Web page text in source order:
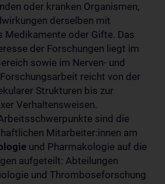
oder kranken Organismen,
derselben mit
Medikamente oder Gifte. Das
der Forschungen liegt im
sowie im Nerven- und
reicht von der
Strukturen bis zur
Verhaltensweisen.
sind die
Mitarbeiter:innen am
und Pharmakologie auf die
aufgeteilt: Abteilungen
und Thromboseforschung